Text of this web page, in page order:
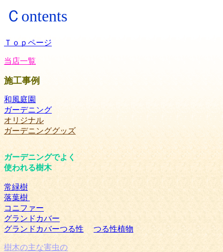
Ｃontents
Ｔｏｐページ
当店一覧
施工事例
和風庭園
ガーデニング
オリジナル
ガーデニンググッズ
ガーデニングでよく
使われる樹木
常緑樹
落葉樹
コニファー
グランドカバー
グランドカバーつる性
つる性植物
樹木の主な害虫の